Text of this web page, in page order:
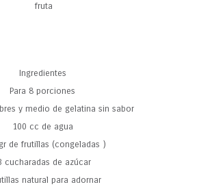
fruta
Ingredientes
Para 8 porciones
y medio de gelatina sin sabor
100 cc de agua
de frutillas (congeladas )
cucharadas de azúcar
natural para adornar